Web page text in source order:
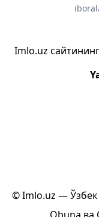
Imlo.uz
© Imlo.uz — Ўзбек